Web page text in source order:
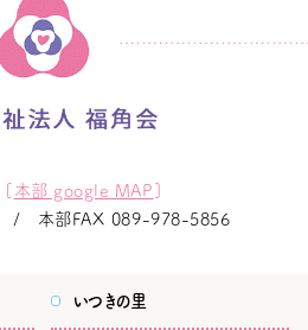
[ 本部 google MAP ]
本部FAX 089-978-5856
いつきの里